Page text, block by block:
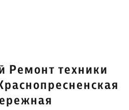
Ремонт техники